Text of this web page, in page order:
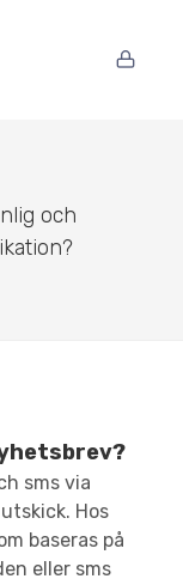
och
sms via
Hos
baseras på
eller sms